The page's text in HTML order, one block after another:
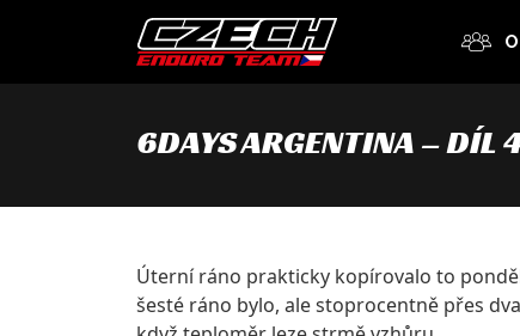
6Days Argentina – Díl
Úterní ráno prakticky kopírovalo to
šesté ráno bylo, ale stoprocentně přes